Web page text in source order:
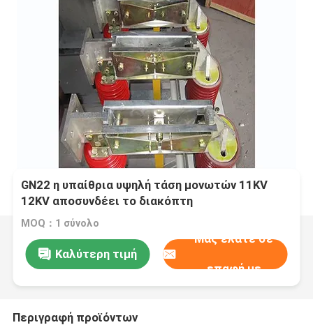
GN22 η υπαίθρια υψηλή τάση μονωτών 11KV
12KV αποσυνδέει το διακόπτη
MOQ：1 σύνολο
Καλύτερη τιμή
Μας ελάτε σε
επαφή με
Περιγραφή προϊόντων